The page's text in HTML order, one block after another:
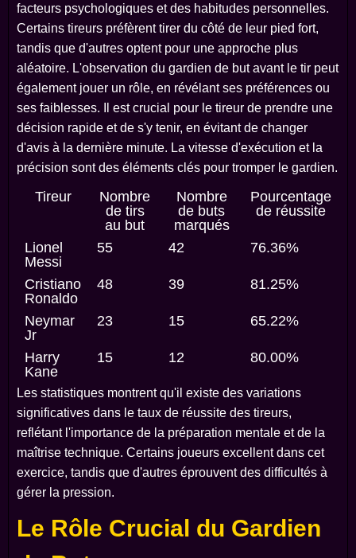
facteurs psychologiques et des habitudes personnelles.
Certains tireurs préfèrent tirer du côté de leur pied fort,
tandis que d'autres optent pour une approche plus
aléatoire. L'observation du gardien de but avant le tir peut
également jouer un rôle, en révélant ses préférences ou
ses faiblesses. Il est crucial pour le tireur de prendre une
décision rapide et de s'y tenir, en évitant de changer
d'avis à la dernière minute. La vitesse d'exécution et la
précision sont des éléments clés pour tromper le gardien.
Tireur
Nombre
de tirs
au but
Nombre
de buts
marqués
Pourcentage
de réussite
Lionel
Messi
55 42 76.36%
Cristiano
Ronaldo
48 39 81.25%
Neymar
Jr
23 15 65.22%
Harry
Kane
15 12 80.00%
Les statistiques montrent qu'il existe des variations
significatives dans le taux de réussite des tireurs,
reflétant l'importance de la préparation mentale et de la
maîtrise technique. Certains joueurs excellent dans cet
exercice, tandis que d'autres éprouvent des difficultés à
gérer la pression.
Le Rôle Crucial du Gardien